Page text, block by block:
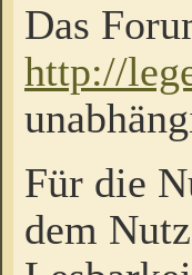
Das
http://
Für die
dem